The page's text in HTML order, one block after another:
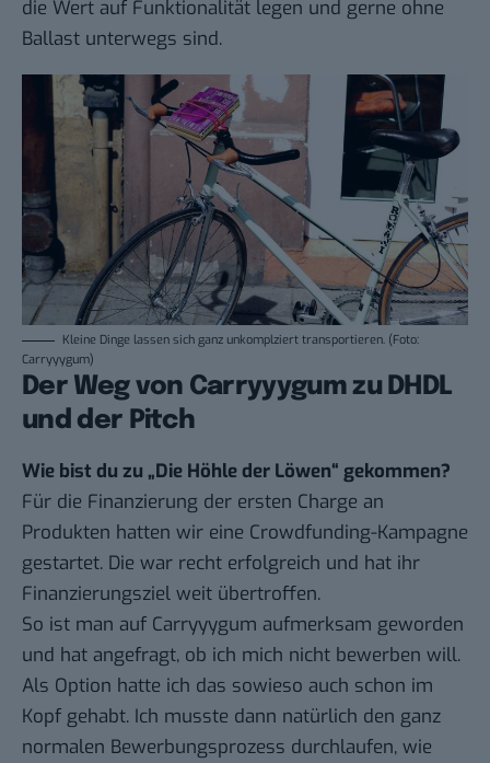
die Wert auf Funktionalität legen und gerne ohne
Ballast unterwegs sind.
Kleine Dinge lassen sich ganz unkomplziert transportieren. (Foto:
Carryyygum)
Der Weg von Carryyygum zu DHDL
und der Pitch
Wie bist du zu „Die Höhle der Löwen“ gekommen?
Für die Finanzierung der ersten Charge an
Produkten hatten wir eine Crowdfunding-Kampagne
gestartet. Die war recht erfolgreich und hat ihr
Finanzierungsziel weit übertroffen.
So ist man auf Carryyygum aufmerksam geworden
und hat angefragt, ob ich mich nicht bewerben will.
Als Option hatte ich das sowieso auch schon im
Kopf gehabt. Ich musste dann natürlich den ganz
normalen Bewerbungsprozess durchlaufen, wie